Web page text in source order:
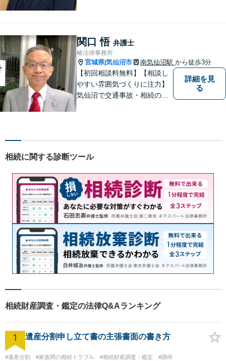
関口 悟 弁護士
椿法律事務所
宮城県|気仙沼市 南気仙沼駅 から徒歩3分
【初回相談料無料】【相談し
やすい雰囲気づくりに注力】
気仙沼で交通事故・相続のこ
婚・刑事事件のご相談にも対
詳細を見
る
相続に関する診断ツール
相続財産調査・鑑定の法律Q&Aランキング
1 遺産分割申し立て書の主張書面の書き方
#遺産分割 #家族間の相続トラブル #相続財産調査・鑑定 #調停